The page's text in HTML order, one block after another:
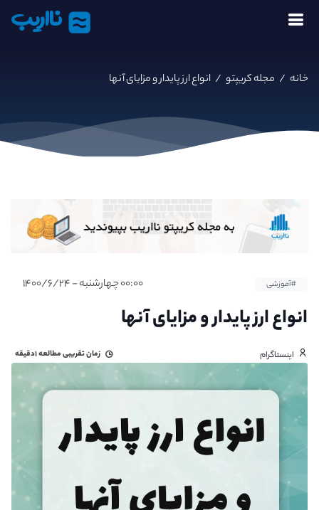
نااریب
خانه / مجله کریپتو / انواع ارز پایدار و مزایای آنها
#آموزشی ۰۰:۰۰ چهارشنبه - ۱۴۰۰/۶/۲۴
انواع ارز پایدار و مزایای آنها
اینستاگرام زمان تقریبی مطالعه۱دقیقه